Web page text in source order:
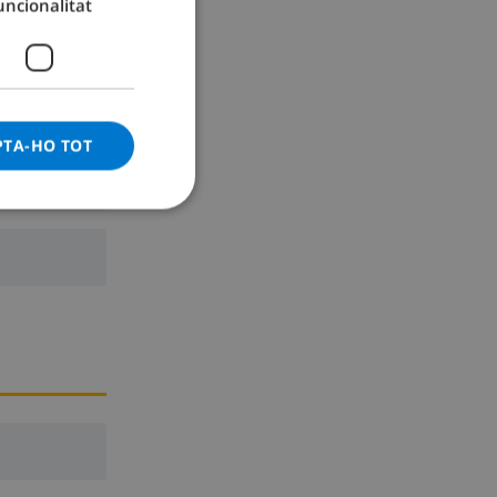
sofas for
more
CATALAN
DANISH
HO TOT